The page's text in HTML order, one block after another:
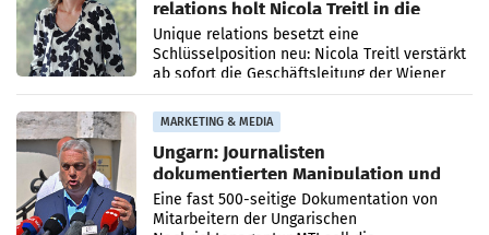
relations holt Nicola Treitl in die
Geschäftsleitung
Unique relations besetzt eine
Schlüsselposition neu: Nicola Treitl verstärkt
ab sofort die Geschäftsleitung der Wiener
PR-Agentur an der Seite von Josef Kalina und
Anna Kalina-Mahr.
MARKETING & MEDIA
Ungarn: Journalisten
dokumentierten Manipulation und
Zensur
Eine fast 500-seitige Dokumentation von
Mitarbeitern der Ungarischen